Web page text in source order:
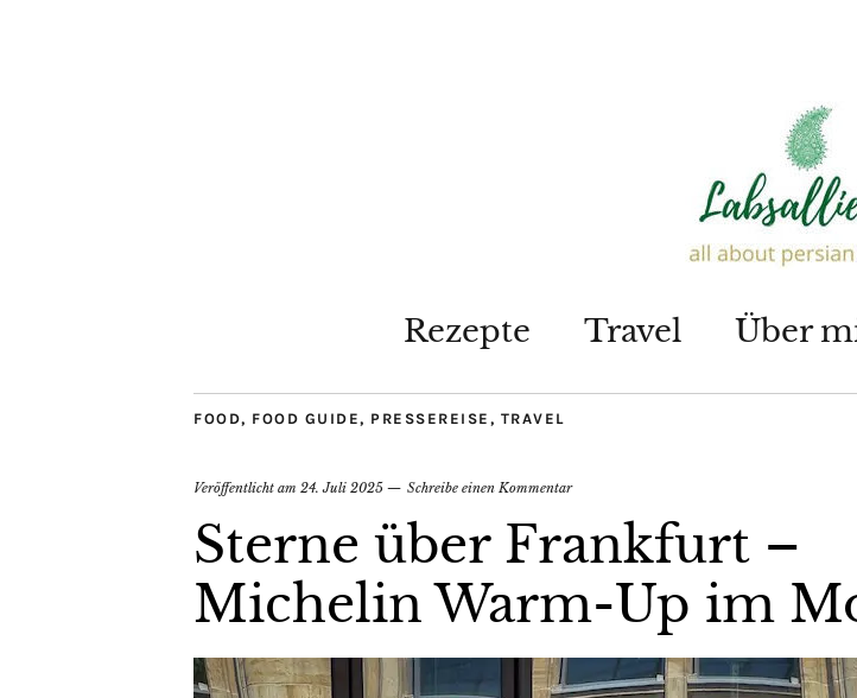
Rezepte Travel Über
FOOD, FOOD GUIDE, PRESSEREISE , TRAVEL
Veröffentlicht am 24. Juli 2025 Schreibe einen Kommentar
Sterne über Frankfurt –
Michelin Warm-Up im